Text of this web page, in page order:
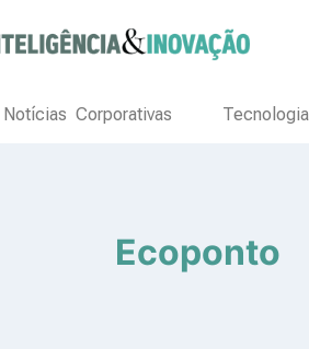
Notícias Corporativas Tecnologia
Ecoponto